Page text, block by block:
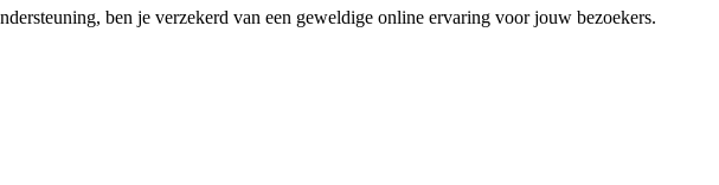
ben je verzekerd van een geweldige online ervaring voor jouw bezoekers.